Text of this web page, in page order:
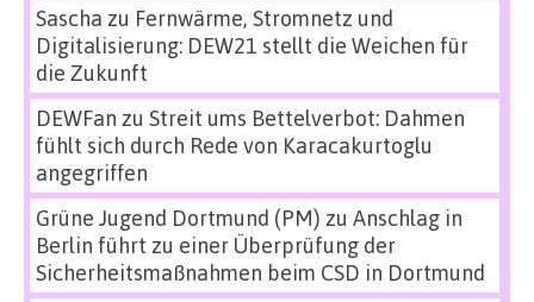
Sascha zu Fernwärme, Stromnetz und
Digitalisierung: DEW21 stellt die Weichen für
die Zukunft
DEWFan zu Streit ums Bettelverbot: Dahmen
fühlt sich durch Rede von Karacakurtoglu
angegriffen
Grüne Jugend Dortmund (PM) zu Anschlag in
Berlin führt zu einer Überprüfung der
Sicherheitsmaßnahmen beim CSD in Dortmund